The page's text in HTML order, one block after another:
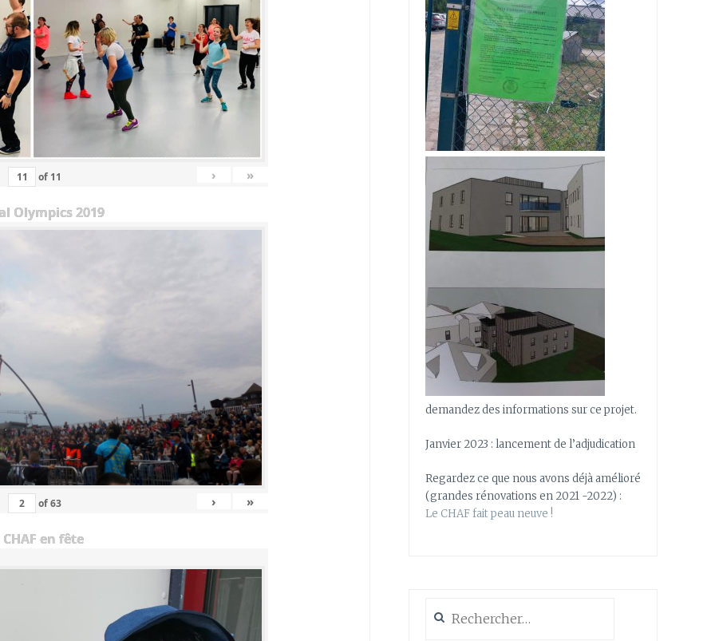
of 11 › »
Olympics 2019
of63 › »
CHAF en fête
demandez des informations sur ce projet.
Janvier 2023 : lancement de l’adjudication
Regardez ce que nous avons déjà amélioré
(grandes rénovations en 2021 -2022) :
Le CHAF fait peau neuve !